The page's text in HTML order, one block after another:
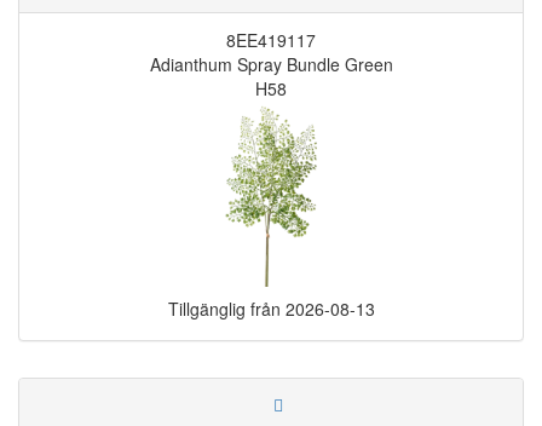
8EE419117
Adianthum Spray Bundle Green
H58
Tillgänglig från 2026-08-13